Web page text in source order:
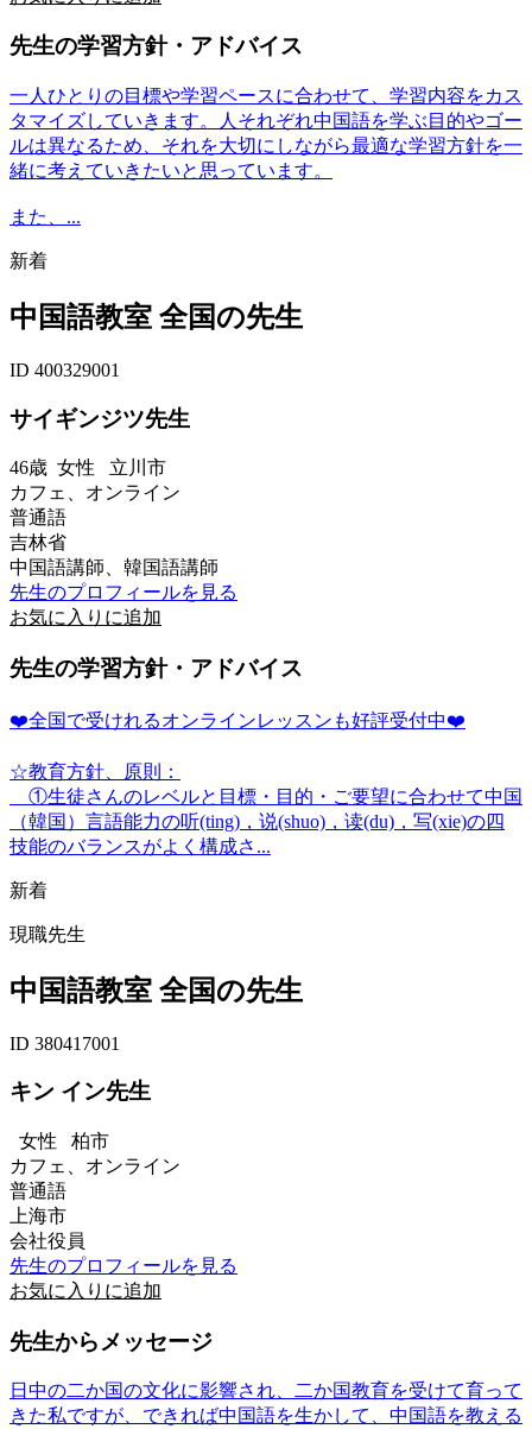
先生の学習方針・アドバイス
一人ひとりの目標や学習ペースに合わせて、学習内容をカス
タマイズしていきます。人それぞれ中国語を学ぶ目的やゴー
ルは異なるため、それを大切にしながら最適な学習方針を一
緒に考えていきたいと思っています。
また、...
新着
中国語教室 全国の先生
ID 400329001
サイギンジツ先生
46歳 女性 立川市
カフェ、オンライン
普通語
吉林省
中国語講師、韓国語講師
先生のプロフィールを見る
お気に入りに追加
先生の学習方針・アドバイス
❤️全国で受けれるオンラインレッスンも好評受付中❤️
☆教育方針、原則：
①生徒さんのレベルと目標・目的・ご要望に合わせて中国
（韓国）言語能力の听(ting)，说(shuo)，读(du)，写(xie)の四
技能のバランスがよく構成さ...
新着
現職先生
中国語教室 全国の先生
ID 380417001
キン イン先生
女性 柏市
カフェ、オンライン
普通語
上海市
会社役員
先生のプロフィールを見る
お気に入りに追加
先生からメッセージ
日中の二か国の文化に影響され、二か国教育を受けて育って
きた私ですが、できれば中国語を生かして、中国語を教える